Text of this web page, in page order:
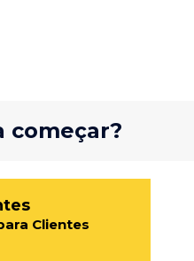
começar?
Clientes